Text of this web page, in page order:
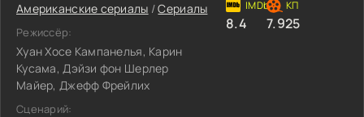
Американские сериалы /Сериалы
Режиссёр:
Хуан Хосе Кампанелья, Карин
Кусама, Дэйзи фон Шерлер
Майер, Джефф Фрейлих
Сценарий:
8.4 7.925